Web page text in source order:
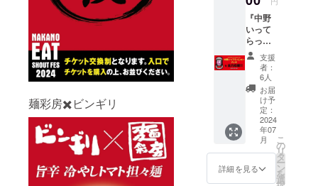
麺彩房✖️ビンギリ
してる
人、ど
なたの
応援で
も励み
になり
ます！
ずっと
愛され
る完全
中野密
着ラー
メンイ
ベント
にしま
『中野
いって
らっ
しゃい
フェス
を全力
応援ス
テッ
カー付
き』 中
野区
民、中
野を愛
してる
人、出
支援
者：
6人
お届
け予
定：
2024
年07
月
詳細を見る
こ
の
リ
タ
ー
ン
を
選